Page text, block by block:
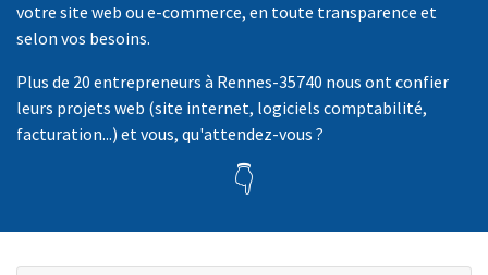
votre site web ou e-commerce, en toute transparence et
selon vos besoins.
Plus de 20 entrepreneurs à Rennes-35740 nous ont confier
leurs projets web (site internet, logiciels comptabilité,
facturation...) et vous, qu'attendez-vous ?
👇